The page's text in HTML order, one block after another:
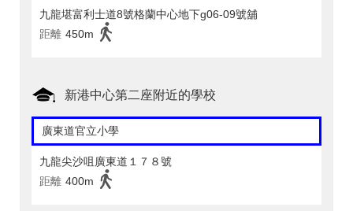
九龍堪富利士道8號格蘭中心地下g06-09號舖
距離 450m
新港中心第二座附近的學校
廣東道官立小學
九龍尖沙咀廣東道１７８號
距離 400m